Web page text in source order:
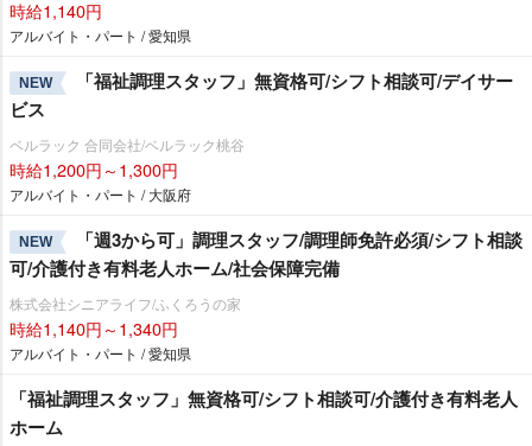
時給1,140円
アルバイト・パート / 愛知県
NEW
「福祉調理スタッフ」無資格可/シフト相談可/デイサー
ビス
ベルラック 合同会社/ベルラック桃谷
時給1,200円～1,300円
アルバイト・パート / 大阪府
NEW
「週3から可」調理スタッフ/調理師免許必須/シフト相談
可/介護付き有料老人ホーム/社会保障完備
株式会社シニアライフ/ふくろうの家
時給1,140円～1,340円
アルバイト・パート / 愛知県
「福祉調理スタッフ」無資格可/シフト相談可/介護付き有料老人
ホーム